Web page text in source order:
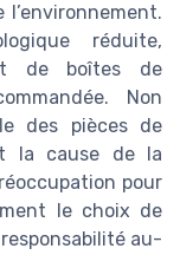
réduite,
de boîtes de
Non
des pièces de
la cause de la
pour
le choix de
au-